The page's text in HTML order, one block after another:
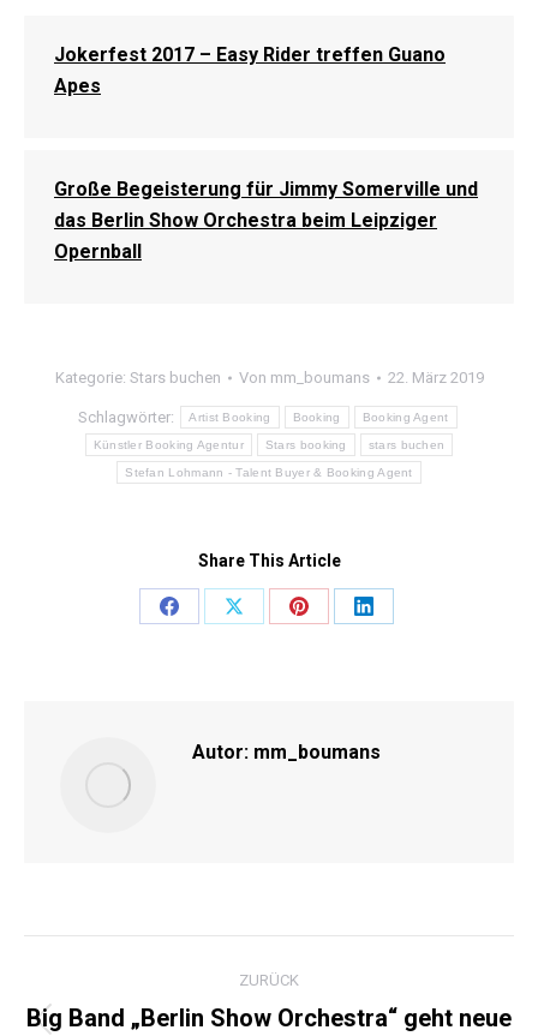
Jokerfest 2017 – Easy Rider treffen Guano
Apes
Große Begeisterung für Jimmy Somerville und
das Berlin Show Orchestra beim Leipziger
Opernball
Kategorie: Stars buchen Von mm_boumans 22. März 2019
Schlagwörter: Artist Booking Booking Booking Agent
Künstler Booking Agentur Stars booking stars buchen
Stefan Lohmann - Talent Buyer & Booking Agent
Share This Article
Share
Share
Share
Share
Autor: mm_boumans
ZURÜCK
Big Band „Berlin Show Orchestra“ geht neue